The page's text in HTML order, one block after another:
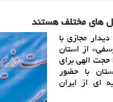
های مختلف هستند
مجازی با
از استان
حجت الهی برای
با حضور
ای از ایران